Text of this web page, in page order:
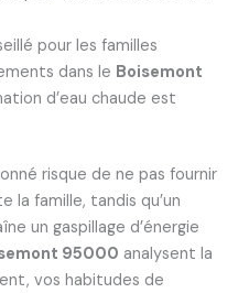
pour les familles
dans le Boisemont
d’eau chaude est
risque de ne pas fournir
la famille, tandis qu’un
un gaspillage d’énergie
95000 analysent la
vos habitudes de